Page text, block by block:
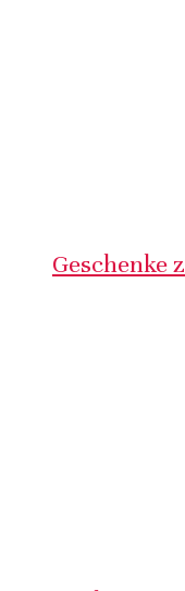
Geschenke